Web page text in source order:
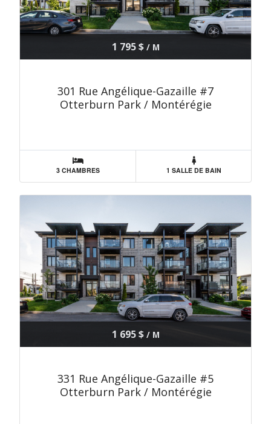
1 795 $/ M
301 Rue Angélique-Gazaille #7
Otterburn Park / Montérégie
3 CHAMBRES 1 SALLE DE BAIN
1 695 $/ M
331 Rue Angélique-Gazaille #5
Otterburn Park / Montérégie